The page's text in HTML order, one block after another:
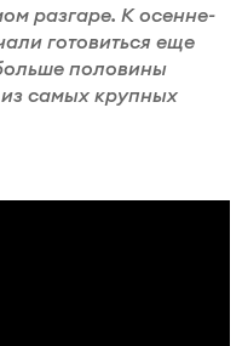
разгаре. К осенне-
готовиться еще
половины
самых крупных